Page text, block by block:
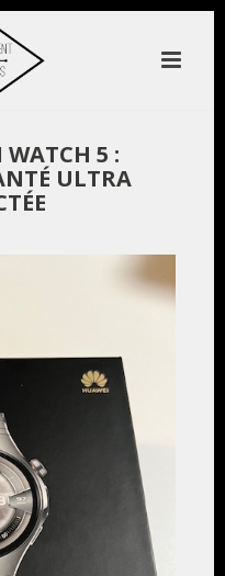
WATCH 5 :
ULTRA